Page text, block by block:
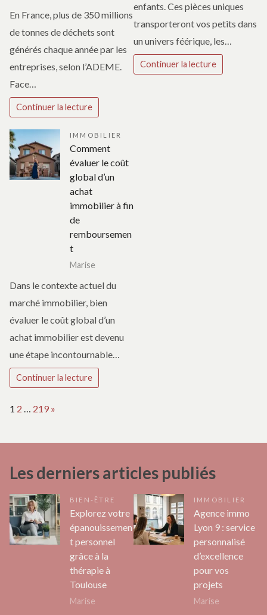
En France, plus de 350 millions
de tonnes de déchets sont
générés chaque année par les
entreprises, selon l’ADEME.
Face…
Continuer la lecture
enfants. Ces pièces uniques
transporteront vos petits dans
un univers féérique, les…
Continuer la lecture
IMMOBILIER
Comment
évaluer le coût
global d’un
achat
immobilier à fin
de
remboursemen
t
Marise
Dans le contexte actuel du
marché immobilier, bien
évaluer le coût global d’un
achat immobilier est devenu
une étape incontournable…
Continuer la lecture
Page:
1 2 … 219 Next
»
Les derniers articles publiés
BIEN-ÊTRE
Explorez votre
épanouissemen
t personnel
grâce à la
thérapie à
Toulouse
Marise
IMMOBILIER
Agence immo
Lyon 9 : service
personnalisé
d’excellence
pour vos
projets
Marise